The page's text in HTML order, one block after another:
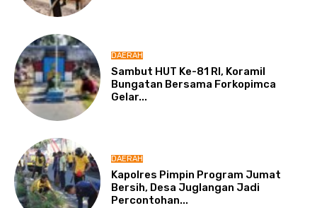
DAERAH
Sambut HUT Ke-81 RI, Koramil
Bungatan Bersama Forkopimca
Gelar...
DAERAH
Kapolres Pimpin Program Jumat
Bersih, Desa Juglangan Jadi
Percontohan...